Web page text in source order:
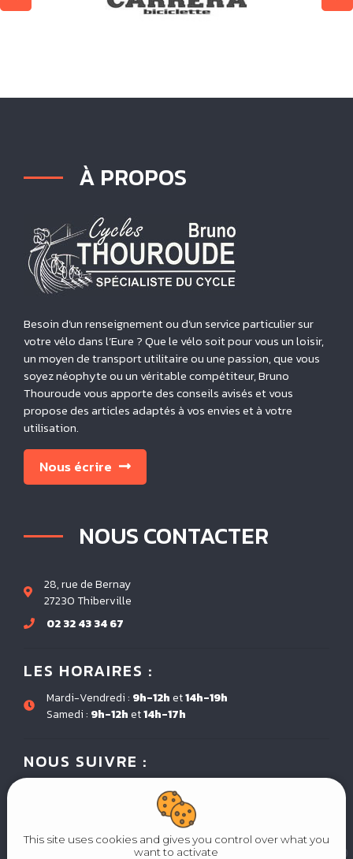
À PROPOS
Besoin d’un renseignement ou d’un service particulier sur
votre vélo dans l’Eure ? Que le vélo soit pour vous un loisir,
un moyen de transport utilitaire ou une passion, que vous
soyez néophyte ou un véritable compétiteur, Bruno
Thouroude vous apporte des conseils avisés et vous
propose des articles adaptés à vos envies et à votre
utilisation.
Nous écrire
NOUS CONTACTER
28, rue de Bernay
27230 Thiberville
02 32 43 34 67
LES HORAIRES :
Mardi-Vendredi : 9h-12het14h-19h
Samedi : 9h-12het14h-17h
NOUS SUIVRE :
This site uses cookies and gives you control over what you
want to activate